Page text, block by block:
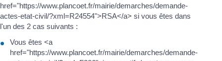
href="https://www.plancoet.fr/mairie/demarches/demande-
actes-etat-civil/?xml=R24554">RSA</a> si vous êtes dans
l'un des 2 cas suivants :
Vous êtes <a
href="https://www.plancoet.fr/mairie/demarches/demande-